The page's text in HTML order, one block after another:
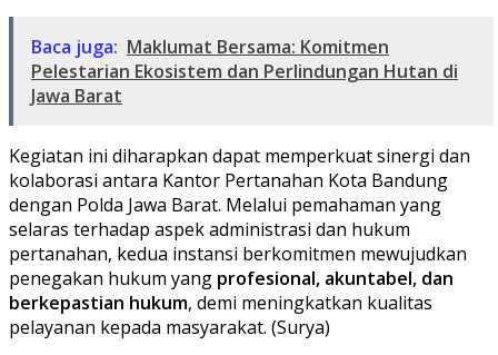
Baca juga: Maklumat Bersama: Komitmen
Pelestarian Ekosistem dan Perlindungan Hutan di
Jawa Barat
​Kegiatan ini diharapkan dapat memperkuat sinergi dan
kolaborasi antara Kantor Pertanahan Kota Bandung
dengan Polda Jawa Barat. Melalui pemahaman yang
selaras terhadap aspek administrasi dan hukum
pertanahan, kedua instansi berkomitmen mewujudkan
penegakan hukum yang profesional, akuntabel, dan
berkepastian hukum, demi meningkatkan kualitas
pelayanan kepada masyarakat. (Surya)